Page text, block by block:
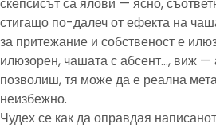
стигащо по-далеч от ефекта на
за притежание и собственост е
илюзорен, чашата с абсент…, виж
позволиш, тя може да е реална
неизбежно.
Чудех се как да оправдая